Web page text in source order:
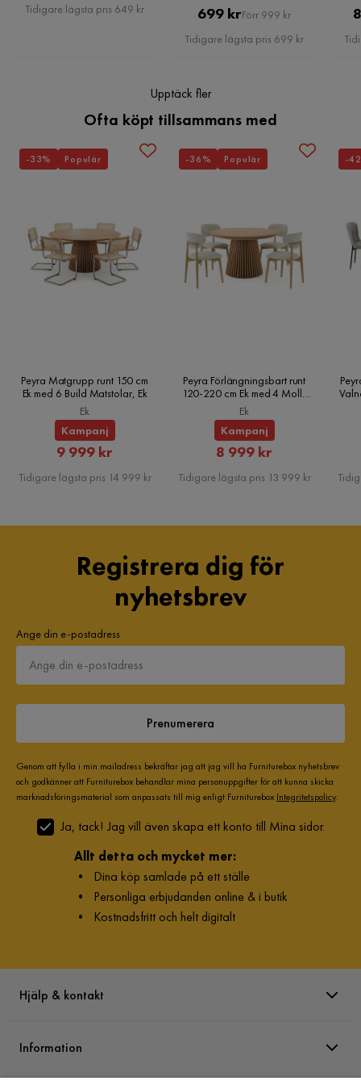
Monteringsinformation:
Ytterligare information:
Metall:
PS
Pris
Tidigare lägsta pris 649 kr Pris
699 krOriginal
Pris
Förr 999 kr
Tidigare lägsta pris 699 kr
Upptäck fler
Ofta köpt tillsammans med
Peyra Matgrupp runt 150 cm
Ek med 6 Build Matstolar, Ek
Ek
Kampanj
Rabatterat
Pris
9 999 kr
Tidigare lägsta pris 14 999 kr
-33% Populär
Peyra Förlängningsbart runt
120-220 cm Ek med 4 Molly
Matstolar, Ek
Ek
Kampanj
Rabatterat
Pris
8 999 kr
Tidigare lägsta pris 13 999 kr
-36% Populär -
Registrera dig för
nyhetsbrev
Ange din e-postadress
Prenumerera
Genom att fylla i min mailadress bekräftar jag att jag vill ha Furniturebox nyhetsbrev
och godkänner att Furniturebox behandlar mina personuppgifter för att kunna skicka
marknadsföringsmaterial som anpassats till mig enligt Furniturebox Integritetspolicy.
Ja, tack! Jag vill även skapa ett konto till Mina sidor.
Allt detta och mycket mer:
• Dina köp samlade på ett ställe
• Personliga erbjudanden online & i butik
• Kostnadsfritt och helt digitalt
Hjälp & kontakt
Information